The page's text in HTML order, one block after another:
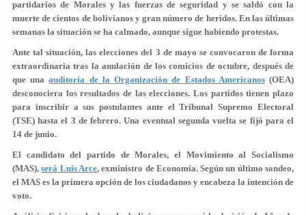
partidarios de Morales y las fuerzas de seguridad y se saldó con la
muerte de cientos de bolivianos y gran número de heridos. En las últimas
semanas la situación se ha calmado, aunque sigue habiendo protestas.
Ante tal situación, las elecciones del 3 de mayo se convocaron de forma
extraordinaria tras la anulación de los comicios de octubre, después de
que unaauditoría de la Organización de Estados Americanos(OEA)
desconociera los resultados de las elecciones. Los partidos tienen plazo
para inscribir a sus postulantes ante el Tribunal Supremo Electoral
(TSE) hasta el 3 de febrero. Una eventual segunda vuelta se fijó para el
14 de junio.
El candidato del partido de Morales, el Movimiento al Socialismo
(MAS),será Luis Arce, exministro de Economía. Según un último sondeo,
el MAS es la primera opción de los ciudadanos y encabeza la intención de
voto.